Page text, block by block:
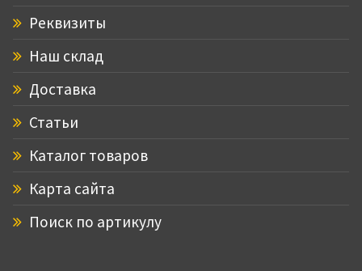
Реквизиты
Наш склад
Доставка
Статьи
Каталог товаров
Карта сайта
Поиск по артикулу